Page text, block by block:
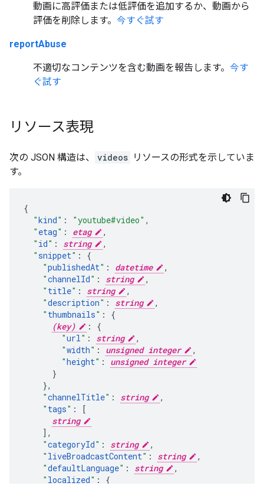
動画に高評価または低評価を追加するか、動画から
評価を削除します。 今すぐ試す
reportAbuse
不適切なコンテンツを含む動画を報告します。 今す
ぐ試す
リソース表現
次の JSON 構造は、 videos リソースの形式を示していま
す。
"kind" : "youtube#video" ,
" etag" : etag
,
" id" : string
,
"snippet" :
"publishedAt" : datetime
,
"channelId" : string
,
" title" : string
,
"description" : string
,
" thumbnails" :
(key)
:
"url" : string
,
"width" : unsigned integer
,
"height" :
unsigned integer
},
"channelTitle" : string
,
" tags" :
[
string
],
"categoryId" : string
,
" liveBroadcastContent" : string
,
"defaultLanguage" : string
,
" localized" :